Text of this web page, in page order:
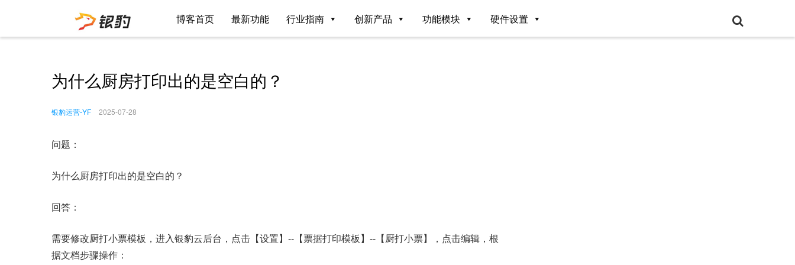
博客首页 最新功能 行业指南 创新产品 功能模块 硬件设置
为什么厨房打印出的是空白的？
银豹运营-YF 2025-07-28
问题：
为什么厨房打印出的是空白的？
回答：
需要修改厨打小票模板，进入银豹云后台，点击【设置】--【票据打印模板】--【厨打小票】，点击编辑，根
据文档步骤操作：